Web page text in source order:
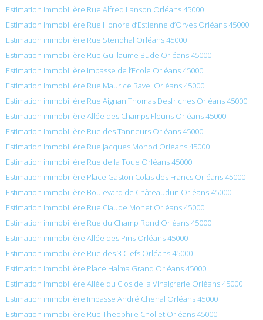
Estimation immobilière Rue Alfred Lanson Orléans 45000
Estimation immobilière Rue Honore d’Estienne d’Orves Orléans 45000
Estimation immobilière Rue Stendhal Orléans 45000
Estimation immobilière Rue Guillaume Bude Orléans 45000
Estimation immobilière Impasse de l’École Orléans 45000
Estimation immobilière Rue Maurice Ravel Orléans 45000
Estimation immobilière Rue Aignan Thomas Desfriches Orléans 45000
Estimation immobilière Allée des Champs Fleuris Orléans 45000
Estimation immobilière Rue des Tanneurs Orléans 45000
Estimation immobilière Rue Jacques Monod Orléans 45000
Estimation immobilière Rue de la Toue Orléans 45000
Estimation immobilière Place Gaston Colas des Francs Orléans 45000
Estimation immobilière Boulevard de Châteaudun Orléans 45000
Estimation immobilière Rue Claude Monet Orléans 45000
Estimation immobilière Rue du Champ Rond Orléans 45000
Estimation immobilière Allée des Pins Orléans 45000
Estimation immobilière Rue des 3 Clefs Orléans 45000
Estimation immobilière Place Halma Grand Orléans 45000
Estimation immobilière Allée du Clos de la Vinaigrerie Orléans 45000
Estimation immobilière Impasse André Chenal Orléans 45000
Estimation immobilière Rue Theophile Chollet Orléans 45000